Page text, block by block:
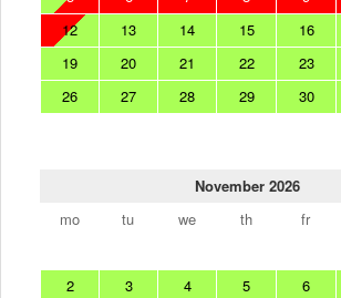
12
13 14 15 16
19
20 21 22 23
26
27 28 29 30
November 2026
mo
tu we th fr
2
3 4 5 6